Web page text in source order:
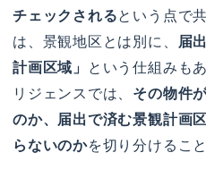
チェックされるという点で
は、景観地区とは別に、
届
計画区域」
という仕組みも
リジェンスでは、 その物件
のか、届出で済む景観計画
らないのかを切り分けるこ